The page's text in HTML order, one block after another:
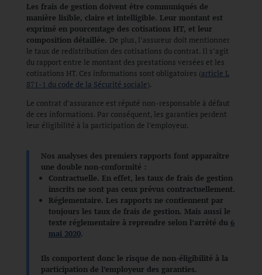
Les frais de gestion doivent être communiqués de
manière lisible, claire et intelligible. Leur montant est
exprimé en pourcentage des cotisations HT, et leur
composition détaillée. De plus, l’assureur doit mentionner
le taux de redistribution des cotisations du contrat. Il s’agit
du rapport entre le montant des prestations versées et les
cotisations HT. Ces informations sont obligatoires (article L
871-1 du code de la Sécurité sociale).
Le contrat d’assurance est réputé non-responsable à défaut
de ces informations. Par conséquent, les garanties perdent
leur éligibilité à la participation de l’employeur.
Nos analyses des premiers rapports font apparaître
une double non-conformité :
Contractuelle. En effet, les taux de frais de gestion
inscrits ne sont pas ceux prévus contractuellement.
Réglementaire. Les rapports ne contiennent par
toujours les taux de frais de gestion. Mais aussi le
texte réglementaire à reprendre selon l’arrêté du 6
mai 2020.
Ils comportent donc le risque de non-éligibilité à la
participation de l’employeur des garanties.